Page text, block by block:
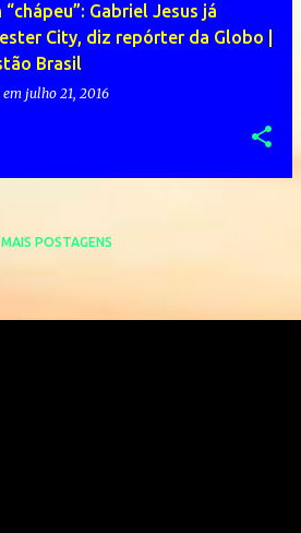
Gabriel Jesus já
City, diz repórter da Globo |
Brasil
em julho 21, 2016
MAIS POSTAGENS